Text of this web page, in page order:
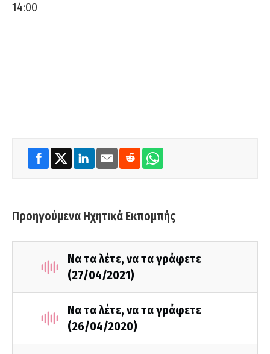
14:00
Προηγούμενα Ηχητικά Εκπομπής
Να τα λέτε, να τα γράφετε
(27/04/2021)
Να τα λέτε, να τα γράφετε
(26/04/2020)